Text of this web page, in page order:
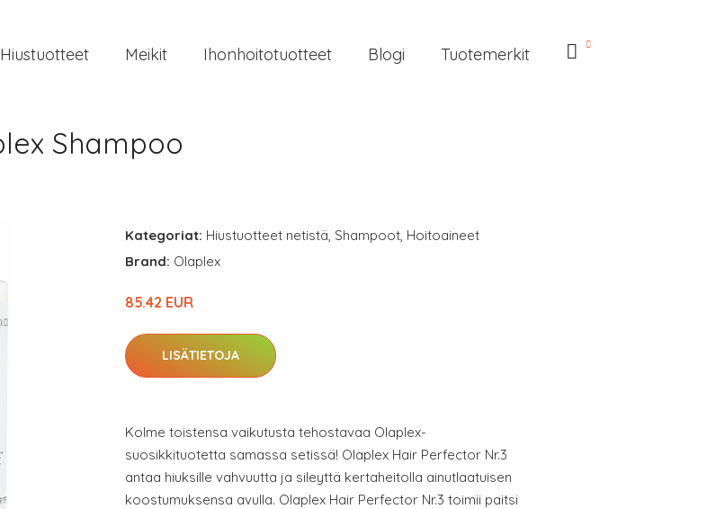
Hiustuotteet Meikit Ihonhoitotuotteet Blogi Tuotemerkit
Shampoo
Kategoriat: Hiustuotteet netistä, Shampoot, Hoitoaineet
Brand: Olaplex
85.42 EUR
LISÄTIETOJA
Kolme toistensa vaikutusta tehostavaa Olaplex-
suosikkituotetta samassa setissä! Olaplex Hair Perfector Nr.3
antaa hiuksille vahvuutta ja sileyttä kertaheitolla ainutlaatuisen
koostumuksensa avulla. Olaplex Hair Perfector Nr.3 toimii paitsi